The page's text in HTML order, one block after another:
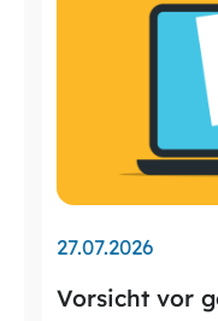
27.07.2026
Vorsicht vor